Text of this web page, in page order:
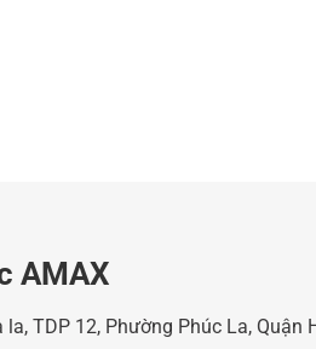
AMAX
TDP 12, Phường Phúc La, Quận